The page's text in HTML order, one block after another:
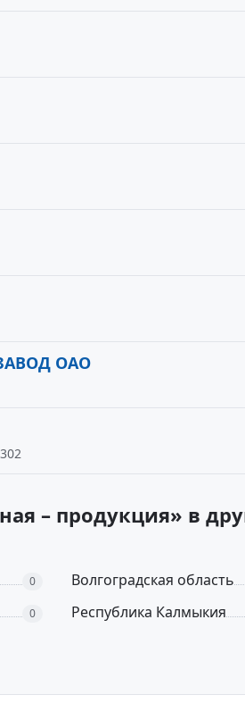
ОАО
– продукция» в
0 Волгоградская область
0 Республика Калмыкия